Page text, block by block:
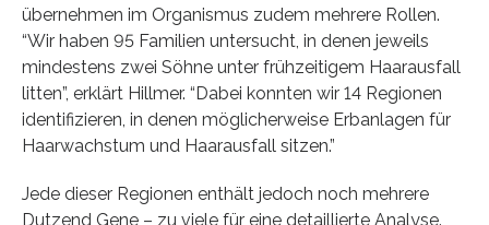
übernehmen im Organismus zudem mehrere Rollen.
“Wir haben 95 Familien untersucht, in denen jeweils
mindestens zwei Söhne unter frühzeitigem Haarausfall
litten”, erklärt Hillmer. “Dabei konnten wir 14 Regionen
identifizieren, in denen möglicherweise Erbanlagen für
Haarwachstum und Haarausfall sitzen.”
Jede dieser Regionen enthält jedoch noch mehrere
Dutzend Gene – zu viele für eine detaillierte Analyse.